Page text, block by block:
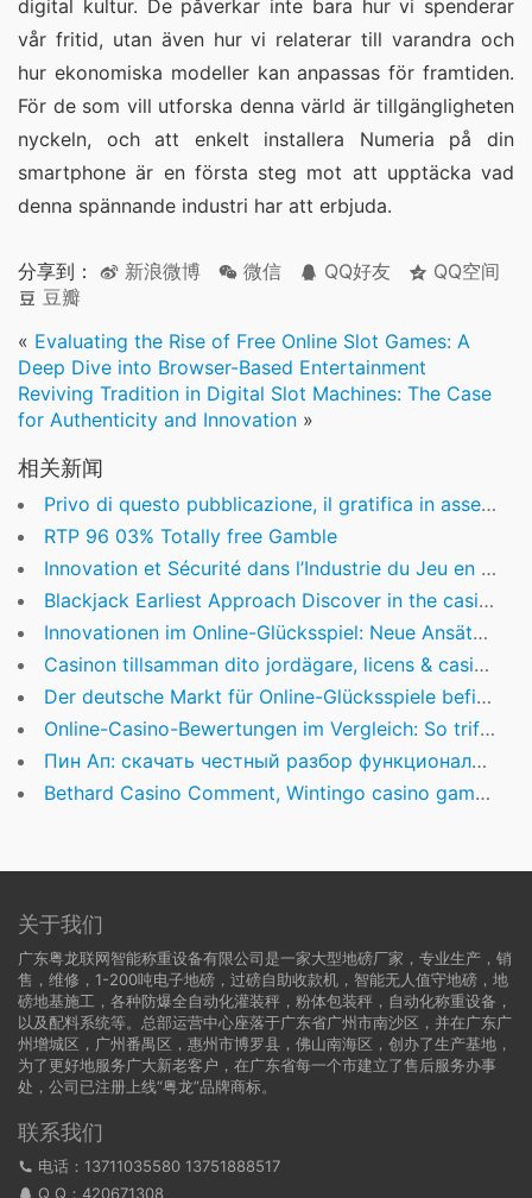
digital kultur. De påverkar inte bara hur vi spenderar
vår fritid, utan även hur vi relaterar till varandra och
hur ekonomiska modeller kan anpassas för framtiden.
För de som vill utforska denna värld är tillgängligheten
nyckeln, och att enkelt installera Numeria på din
smartphone är en första steg mot att upptäcka vad
denna spännande industri har att erbjuda.
分享到： 新浪微博 微信 QQ好友
QQ空间
豆瓣
« Evaluating the Rise of Free Online Slot Games: A
Deep Dive into Browser-Based Entertainment
Reviving Tradition in Digital Slot Machines: The Case
for Authenticity and Innovation »
相关新闻
Privo di questo pubblicazione, il gratifica in assenza di fondo non verra esperto
RTP 96 03% Totally free Gamble
Innovation et Sécurité dans l’Industrie du Jeu en Ligne : Le Cas de Conquestador
Blackjack Earliest Approach Discover in the casino Casumo login eleven Basic steps
Innovationen im Online-Glücksspiel: Neue Ansätze für Spielanbieter und Spieler
Casinon tillsamman dito jordägare, licens & casino Instcasino ingen insättningsbonus tillägg » Fullfjädrad förteckning
Der deutsche Markt für Online-Glücksspiele befindet sich in einer Phase des tiefgreifenden Wandels.
Online-Casino-Bewertungen im Vergleich: So trifft man die richtige Wahl
Пин Ап: скачать честный разбор функционала и возможностей сайта
Bethard Casino Comment, Wintingo casino games online 100% to kr500, 20 Revolves Join Extra
关于我们
广东粤龙联网智能称重设备有限公司是一家大型地磅厂家，专业生产，销
售，维修，1-200吨电子地磅，过磅自助收款机，智能无人值守地磅，地
磅地基施工，各种防爆全自动化灌装秤，粉体包装秤，自动化称重设备，
以及配料系统等。总部运营中心座落于广东省广州市南沙区，并在广东广
州增城区，广州番禺区，惠州市博罗县，佛山南海区，创办了生产基地，
为了更好地服务广大新老客户，在广东省每一个市建立了售后服务办事
处，公司已注册上线“粤龙”品牌商标。
联系我们
电话：13711035580 13751888517
Q Q： 420671308